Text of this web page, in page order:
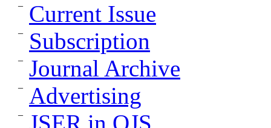
Current Issue
Subscription
Journal Archive
Advertising